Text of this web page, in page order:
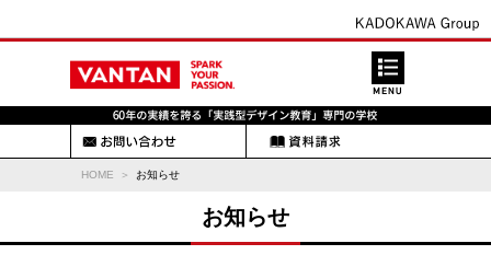
HOME お知らせ
お知らせ